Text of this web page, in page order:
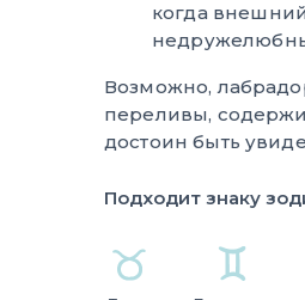
когда
Возможно,
переливы,
достоин быть
Подходит знаку